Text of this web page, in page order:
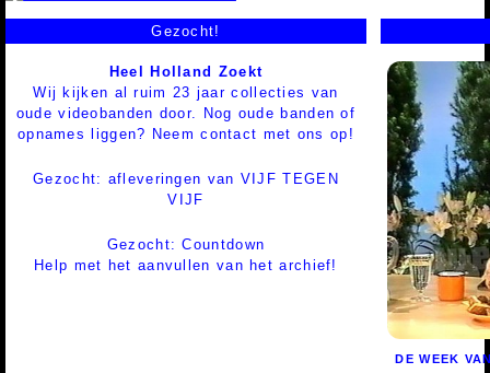
Gezocht!
Heel Holland Zoekt
Wij kijken al ruim 23 jaar collecties van
oude videobanden door. Nog oude banden of
opnames liggen? Neem contact met ons op!
Gezocht: afleveringen van VIJF TEGEN
VIJF
Gezocht: Countdown
Help met het aanvullen van het archief!
DE WEEK